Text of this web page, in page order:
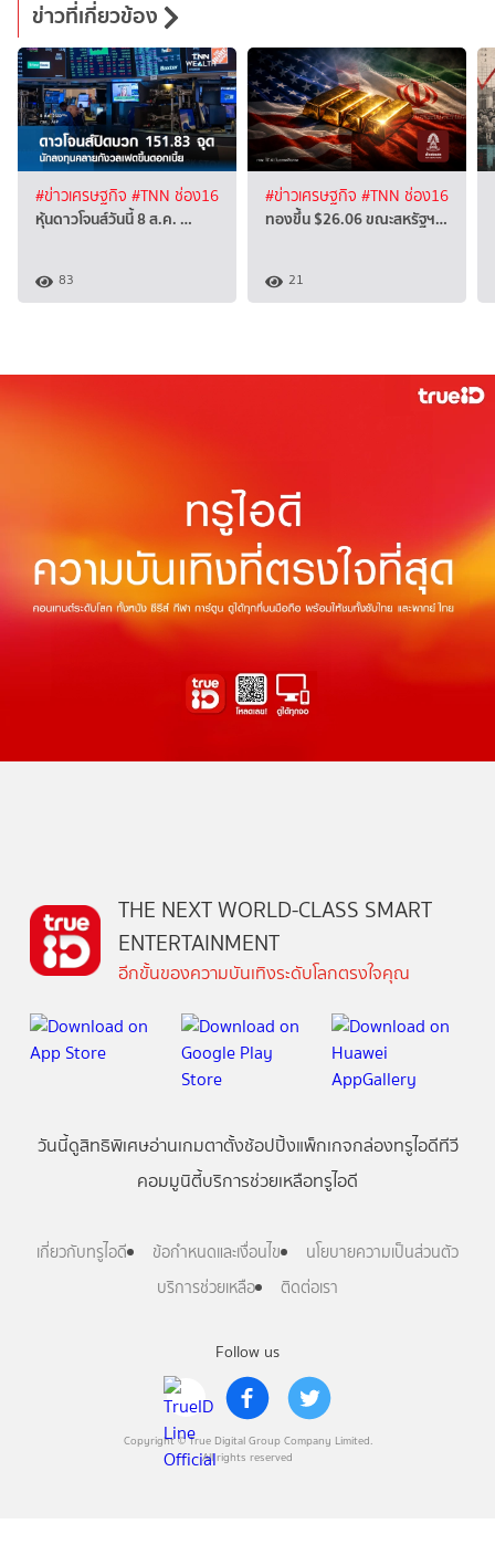
ข่าวที่เกี่ยวข้อง
#ข่าวเศรษฐกิจ #TNN ช่อง16
หุ้นดาวโจนส์วันนี้ 8 ส.ค. …
83
#ข่าวเศรษฐกิจ #TNN ช่อง16
ทองขึ้น $26.06 ขณะสหรัฐฯ…
21
Follow us
Copyright © True Digital Group Company Limited.
All rights reserved
THE NEXT WORLD-CLASS SMART
ENTERTAINMENT
อีกขั้นของความบันเทิงระดับโลกตรงใจคุณ
วันนี้ดูสิทธิพิเศษอ่านเกมตาตั้งช้อปปิ้งแพ็กเกจกล่องทรูไอดีทีวี
คอมมูนิตี้บริการช่วยเหลือทรูไอดี
เกี่ยวกับทรูไอดี ข้อกำหนดและเงื่อนไข
นโยบายความเป็นส่วนตัว
บริการช่วยเหลือ
ติดต่อเรา